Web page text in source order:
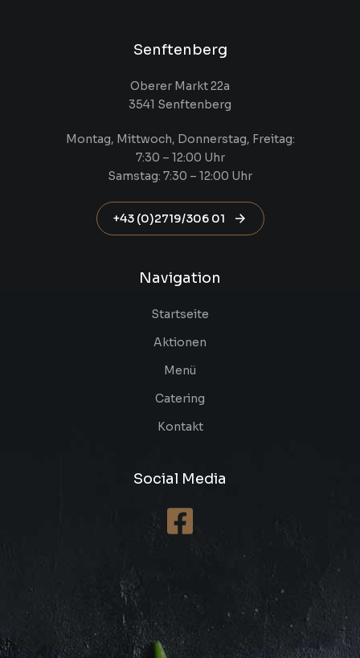
Senftenberg
Oberer Markt 22a
3541 Senftenberg
Montag, Mittwoch, Donnerstag, Freitag:
7:30 – 12:00 Uhr
Samstag: 7:30 – 12:00 Uhr
+43 (0)2719/306 01
Navigation
Startseite
Aktionen
Menü
Catering
Kontakt
Social Media